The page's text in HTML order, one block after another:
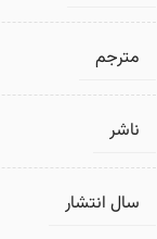
مترجم
ناشر
سال انتشار